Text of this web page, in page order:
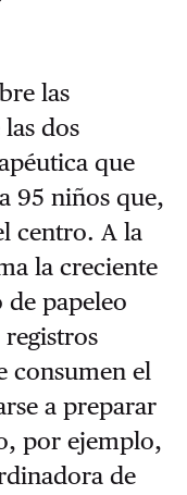
las
dos
que
95 niños que,
centro. A la
la creciente
papeleo
consumen el
a preparar
por ejemplo,
de